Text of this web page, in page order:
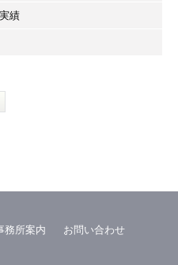
績
務所案内 お問い合わせ